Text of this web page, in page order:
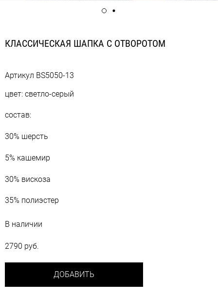
КЛАССИЧЕСКАЯ ШАПКА С ОТВОРОТОМ
Артикул BS5050-13
цвет: светло-серый
состав:
30% шерсть
5% кашемир
30% вискоза
35% полиэстер
В наличии
2790 руб.
ДОБАВИТЬ